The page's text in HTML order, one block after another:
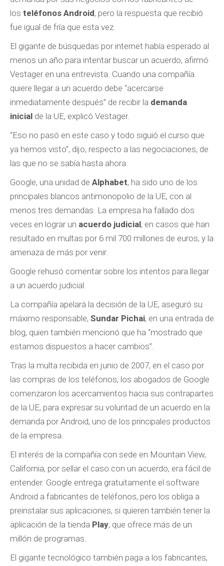
los teléfonos Android, pero la respuesta que recibió
fue igual de fría que esta vez.
El gigante de búsquedas por internet había esperado al
menos un año para intentar buscar un acuerdo, afirmó
Vestager en una entrevista. Cuando una compañía
quiere llegar a un acuerdo debe “acercarse
inmediatamente después” de recibir la demanda
inicial de la UE, explicó Vestager.
“Eso no pasó en este caso y todo siguió el curso que
ya hemos visto”, dijo, respecto a las negociaciones, de
las que no se sabía hasta ahora.
Google, una unidad de Alphabet, ha sido uno de los
principales blancos antimonopolio de la UE, con al
menos tres demandas. La empresa ha fallado dos
veces en lograr un acuerdo judicial, en casos que han
resultado en multas por 6 mil 700 millones de euros, y la
amenaza de más por venir.
Google rehusó comentar sobre los intentos para llegar
a un acuerdo judicial.
La compañía apelará la decisión de la UE, aseguró su
máximo responsable, Sundar Pichai, en una entrada de
blog, quien también mencionó que ha “mostrado que
estamos dispuestos a hacer cambios”.
Tras la multa recibida en junio de 2007, en el caso por
las compras de los teléfonos, los abogados de Google
comenzaron los acercamientos hacia sus contrapartes
de la UE, para expresar su voluntad de un acuerdo en la
demanda por Android, uno de los principales productos
de la empresa.
El interés de la compañía con sede en Mountain View,
California, por sellar el caso con un acuerdo, era fácil de
entender. Google entrega gratuitamente el software
Android a fabricantes de teléfonos, pero los obliga a
preinstalar sus aplicaciones, si quieren también tener la
aplicación de la tienda Play, que ofrece más de un
millón de programas.
El gigante tecnológico también paga a los fabricantes,